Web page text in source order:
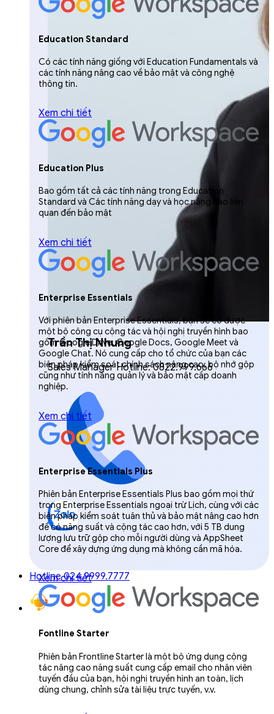
Trần Thị Nhung
Sales Manager Hotline: 0822.999.666
Hotline 024.9999.7777
Education Standard
Có các tính năng giống với Education Fundamentals và
các tính năng nâng cao về bảo mật và công nghệ
thông tin.
Xem chi tiết
Education Plus
Bao gồm tất cả các tính năng trong Education
Standard và Các tính năng dạy và học nâng cao liên
quan đến bảo mật
Xem chi tiết
Enterprise Essentials
Với phiên bản Enterprise Essentials, bạn sẽ có được
một bộ công cụ cộng tác và hội nghị truyền hình bao
gồm Google Drive, Google Docs, Google Meet và
Google Chat. Nó cung cấp cho tổ chức của bạn các
biện pháp kiểm soát chính sách nâng cao, bộ nhớ gộp
cũng như tính năng quản lý và bảo mật cấp doanh
nghiệp.
Xem chi tiết
Enterprise Essentials Plus
Phiên bản Enterprise Essentials Plus bao gồm mọi thứ
trong Enterprise Essentials ngoại trừ Lịch, cùng với các
biện pháp kiểm soát tuân thủ và bảo mật nâng cao hơn
để có năng suất và cộng tác cao hơn, với 5 TB dung
lượng lưu trữ gộp cho mỗi người dùng và AppSheet
Core để xây dựng ứng dụng mà không cần mã hóa.
Xem chi tiết
Fontline Starter
Phiên bản Frontline Starter là một bộ ứng dụng cộng
tác nâng cao năng suất cung cấp email cho nhân viên
tuyến đầu của bạn, hội nghị truyền hình an toàn, lịch
dùng chung, chỉnh sửa tài liệu trực tuyến, v.v.